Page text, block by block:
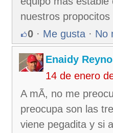
nuestros propocitos
0 · Me gusta · No
Enaidy
14 de enero
A mÃ­, no me
preocupa son las
viene pegadita y si